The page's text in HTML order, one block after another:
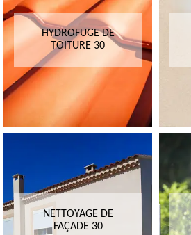
HYDROFUGE DE
TOITURE 30
NETTOYAGE DE
FAÇADE 30